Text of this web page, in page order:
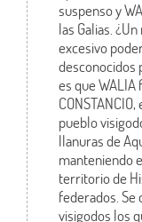
suspenso y
las Galias.
excesivo
desconocidos
es que
pueblo
llanuras de
manteniendo
territorio de
federados.
visigodos los